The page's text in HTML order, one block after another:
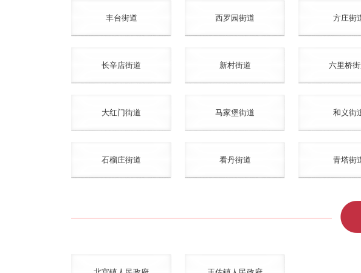
丰台街道 西罗园街道 方庄街
长辛店街道 新村街道 六里桥
大红门街道 马家堡街道 和义街
石榴庄街道 看丹街道 青塔街